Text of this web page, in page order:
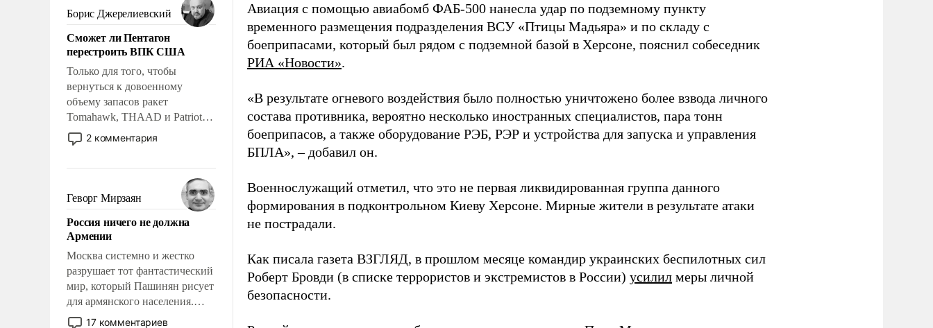
Борис Джерелиевский
Сможет ли Пентагон
перестроить ВПК США
Только для того, чтобы
вернуться к довоенному
объему запасов ракет
Tomahawk, THAAD и Patriot
США потребуется более трех
лет. Даже небольшая война с
Сложившаяся ситуация
означает многолетний период
уязвимости США, например,
перед Китаем.
2 комментария
Геворг Мирзаян
Россия ничего не должна
Армении
Москва системно и жестко
разрушает тот фантастический
мир, который Пашинян рисует
для армянского населения.
Мир, где политические17 комментариев
Авиация с помощью авиабомб ФАБ-500 нанесла удар по подземному пункту
временного размещения подразделения ВСУ «Птицы Мадьяра» и по складу с
боеприпасами, который был рядом с подземной базой в Херсоне, пояснил собеседник
РИА «Новости».
«В результате огневого воздействия было полностью уничтожено более взвода личного
состава противника, вероятно несколько иностранных специалистов, пара тонн
боеприпасов, а также оборудование РЭБ, РЭР и устройства для запуска и управления
БПЛА», – добавил он.
Военнослужащий отметил, что это не первая ликвидированная группа данного
формирования в подконтрольном Киеву Херсоне. Мирные жители в результате атаки
не пострадали.
Как писала газета ВЗГЛЯД, в прошлом месяце командир украинских беспилотных сил
Роберт Бровди (в списке террористов и экстремистов в России) усилил меры личной
безопасности.